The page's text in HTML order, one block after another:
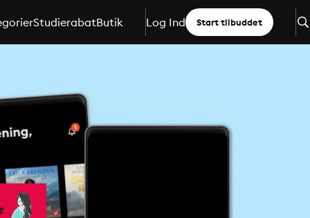
StudierabatButik Log Ind Start tilbuddet